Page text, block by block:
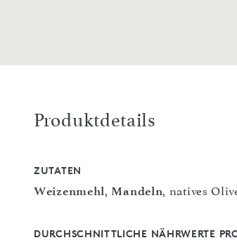
Produktdetails
ZUTATEN
Weizenmehl, Mandeln, natives
DURCHSCHNITTLICHE NÄHRWERTE